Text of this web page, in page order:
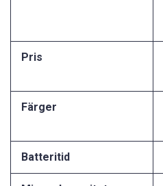
Pris
Färger
Batteritid